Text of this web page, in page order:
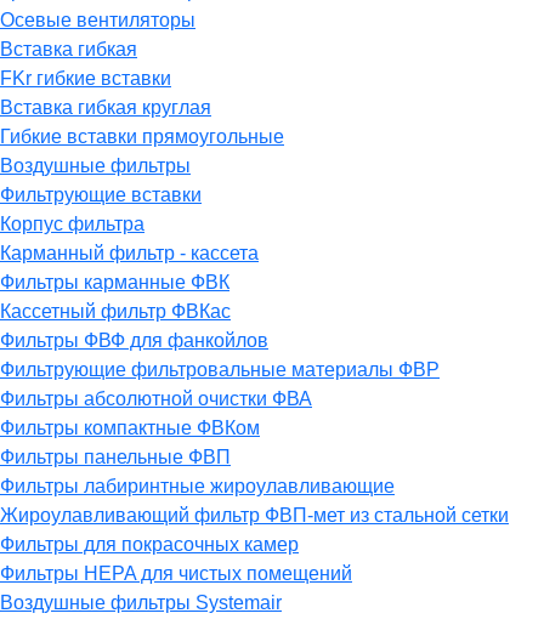
Осевые вентиляторы
Вставка гибкая
FKr гибкие вставки
Вставка гибкая круглая
Гибкие вставки прямоугольные
Воздушные фильтры
Фильтрующие вставки
Корпус фильтра
Карманный фильтр - кассета
Фильтры карманные ФВК
Кассетный фильтр ФВКас
Фильтры ФВФ для фанкойлов
Фильтрующие фильтровальные материалы ФВР
Фильтры абсолютной очистки ФВА
Фильтры компактные ФВКом
Фильтры панельные ФВП
Фильтры лабиринтные жироулавливающие
Жироулавливающий фильтр ФВП-мет из стальной сетки
Фильтры для покрасочных камер
Фильтры HEPA для чистых помещений
Воздушные фильтры Systemair